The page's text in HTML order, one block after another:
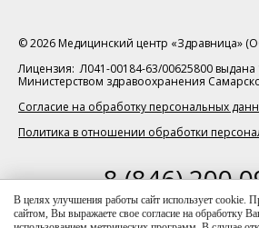
© 2026 Медицинский центр «Здравница»
Лицензия: Л041-00184-63/00625800 выдана
Министерством здравоохранения
Согласие на обработку персональных
Политика в отношении обработки
8 (846) 200
телефон для
В целях улучшения работы сайт использует cookie.
сайтом, Вы выражаете свое согласие на обработку